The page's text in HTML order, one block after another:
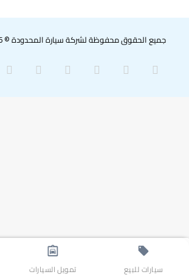
جميع الحقوق محفوظة لشركة سيارة المحدودة © 2026
فيسبوك بينتيريست لينكدإن ‫YouTube
سيارات للبيع تمويل السيارات